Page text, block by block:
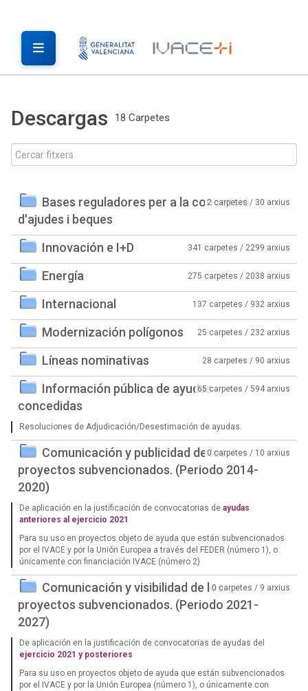
Descargas 18 Carpetes
Bases reguladores per a la concessió
d'ajudes i beques
2 carpetes / 30 arxius
Innovación e I+D 341 carpetes / 2299 arxius
Energía 275 carpetes / 2038 arxius
Internacional 137 carpetes / 932 arxius
Modernización polígonos 25 carpetes / 232 arxius
Líneas nominativas 28 carpetes / 90 arxius
Información pública de ayudas
concedidas
65 carpetes / 594 arxius
Resoluciones de Adjudicación/Desestimación de ayudas.
Comunicación y publicidad de los
proyectos subvencionados. (Periodo 2014-
2020)
0 carpetes / 10 arxius
De aplicación en la justificación de convocatorias de ayudas
anteriores al ejercicio 2021
Para su uso en proyectos objeto de ayuda que están subvencionados
por el IVACE y por la Unión Europea a través del FEDER (número 1), o
únicamente con financiación IVACE (número 2)
Comunicación y visibilidad de los
proyectos subvencionados. (Periodo 2021-
2027)
0 carpetes / 9 arxius
De aplicación en la justificación de convocatorias de ayudas del
ejercicio 2021 y posteriores
Para su uso en proyectos objeto de ayuda que están subvencionados
por el IVACE y por la Unión Europea (número 1), o únicamente con